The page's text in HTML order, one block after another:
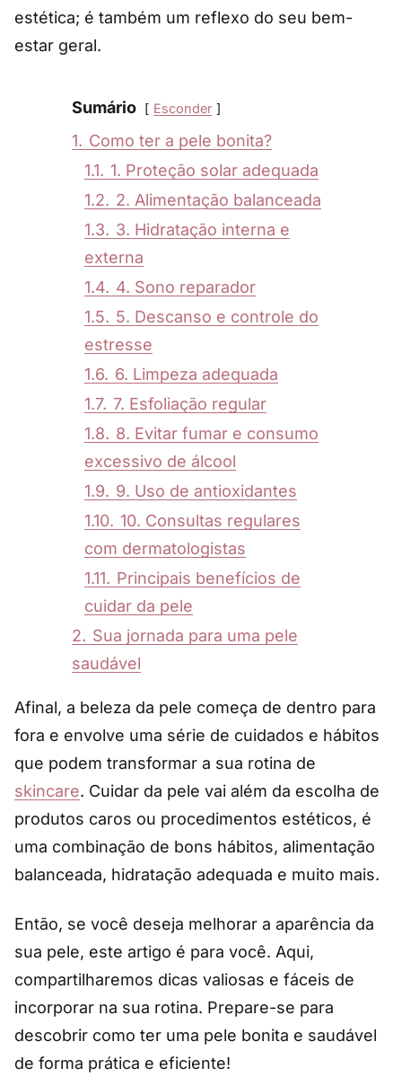
estética; é também um reflexo do seu bem-
estar geral.
Sumário Esconder
1. Como ter a pele bonita?
1.1. 1. Proteção solar adequada
1.2. 2. Alimentação balanceada
1.3. 3. Hidratação interna e
externa
1.4. 4. Sono reparador
1.5. 5. Descanso e controle do
estresse
1.6. 6. Limpeza adequada
1.7. 7. Esfoliação regular
1.8. 8. Evitar fumar e consumo
excessivo de álcool
1.9. 9. Uso de antioxidantes
1.10. 10. Consultas regulares
com dermatologistas
1.11. Principais benefícios de
cuidar da pele
2. Sua jornada para uma pele
saudável
Afinal, a beleza da pele começa de dentro para
fora e envolve uma série de cuidados e hábitos
que podem transformar a sua rotina de
skincare. Cuidar da pele vai além da escolha de
produtos caros ou procedimentos estéticos, é
uma combinação de bons hábitos, alimentação
balanceada, hidratação adequada e muito mais.
Então, se você deseja melhorar a aparência da
sua pele, este artigo é para você. Aqui,
compartilharemos dicas valiosas e fáceis de
incorporar na sua rotina. Prepare-se para
descobrir como ter uma pele bonita e saudável
de forma prática e eficiente!